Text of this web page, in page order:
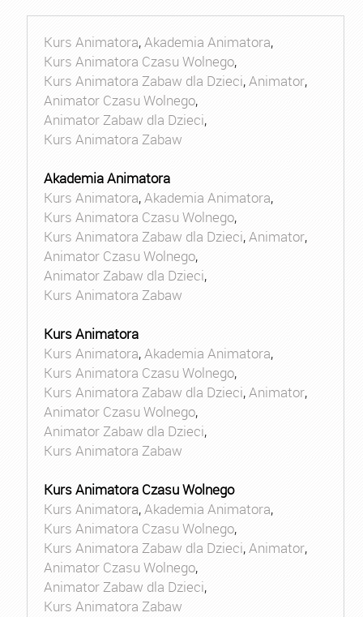
Kurs Animatora,Akademia Animatora,
Kurs Animatora Czasu Wolnego,
Kurs Animatora Zabaw dla Dzieci,Animator,
Animator Czasu Wolnego,
Animator Zabaw dla Dzieci,
Kurs Animatora Zabaw
Akademia Animatora
Kurs Animatora,Akademia Animatora,
Kurs Animatora Czasu Wolnego,
Kurs Animatora Zabaw dla Dzieci,Animator,
Animator Czasu Wolnego,
Animator Zabaw dla Dzieci,
Kurs Animatora Zabaw
Kurs Animatora
Kurs Animatora,Akademia Animatora,
Kurs Animatora Czasu Wolnego,
Kurs Animatora Zabaw dla Dzieci,Animator,
Animator Czasu Wolnego,
Animator Zabaw dla Dzieci,
Kurs Animatora Zabaw
Kurs Animatora Czasu Wolnego
Kurs Animatora,Akademia Animatora,
Kurs Animatora Czasu Wolnego,
Kurs Animatora Zabaw dla Dzieci,Animator,
Animator Czasu Wolnego,
Animator Zabaw dla Dzieci,
Kurs Animatora Zabaw